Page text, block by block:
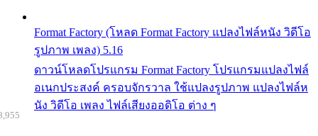
Format Factory (โหลด Format Factory แปลงไฟล์หนัง วิดีโอ
รูปภาพ เพลง) 5.16
ดาวน์โหลดโปรแกรม Format Factory โปรแกรมแปลงไฟล์
อเนกประสงค์ ครอบจักรวาล ใช้แปลงรูปภาพ แปลงไฟล์ห
นัง วิดีโอ เพลง ไฟล์เสียงออดิโอ ต่าง ๆ